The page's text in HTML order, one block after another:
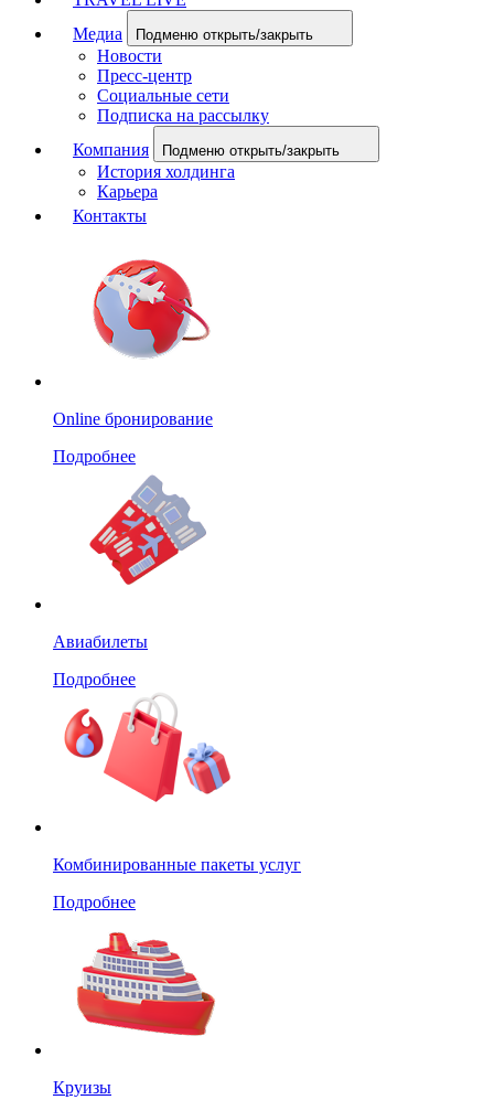
Медиа
Подменю открыть/закрыть
Новости
Пресс-центр
Социальные сети
Подписка на рассылку
Компания
Подменю открыть/закрыть
История холдинга
Карьера
Контакты
Online бронирование
Подробнее
Авиабилеты
Подробнее
Комбинированные пакеты услуг
Подробнее
Круизы